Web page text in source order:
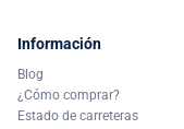
Información
Blog
¿Cómo comprar?
Estado de carreteras